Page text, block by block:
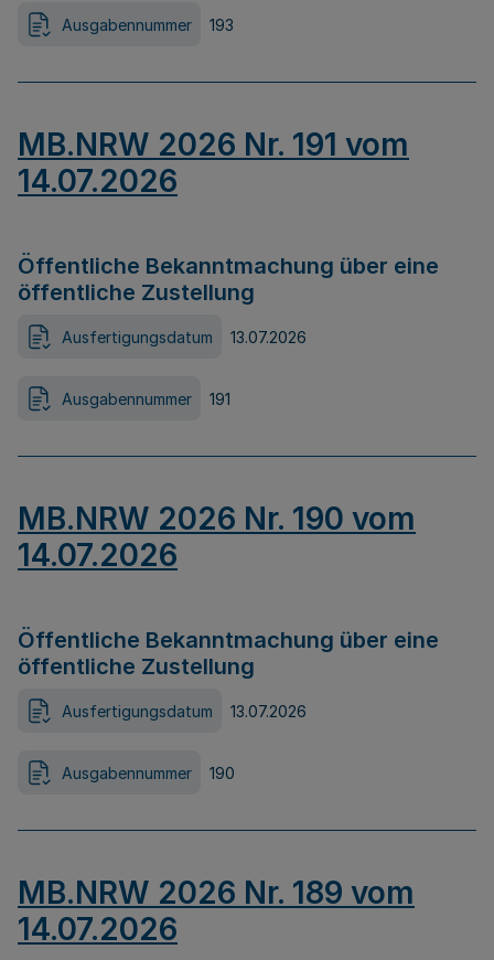
Ausgabennummer 193
MB.NRW 2026 Nr. 191 vom
14.07.2026
Öffentliche Bekanntmachung über eine
öffentliche Zustellung
Ausfertigungsdatum 13.07.2026
Ausgabennummer 191
MB.NRW 2026 Nr. 190 vom
14.07.2026
Öffentliche Bekanntmachung über eine
öffentliche Zustellung
Ausfertigungsdatum 13.07.2026
Ausgabennummer 190
MB.NRW 2026 Nr. 189 vom
14.07.2026